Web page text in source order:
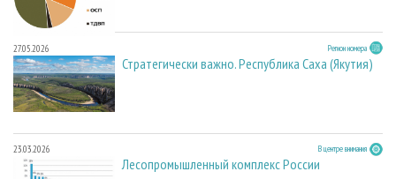
27.05.2026 Регион номера
Стратегически важно. Республика Саха (Якутия)
23.03.2026 В центре внимания
Лесопромышленный комплекс России